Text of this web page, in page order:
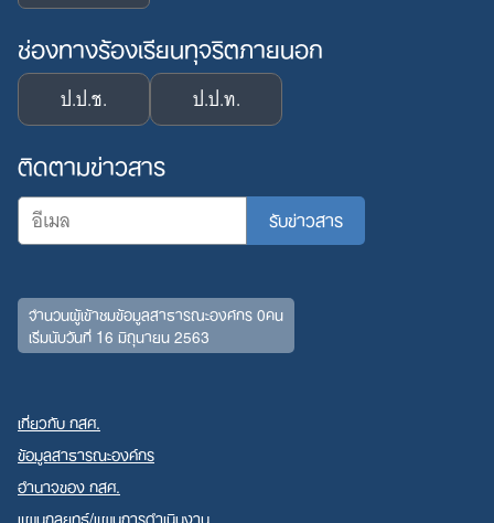
ช่องทางร้องเรียนทุจริตภายนอก
ป.ป.ช. ป.ป.ท.
ติดตามข่าวสาร
จำนวนผู้เข้าชมข้อมูลสาธารณะองค์กร 0คน
เริ่มนับวันที่ 16 มิถุนายน 2563
เกี่ยวกับ กสศ.
ข้อมูลสาธารณะองค์กร
อำนาจของ กสศ.